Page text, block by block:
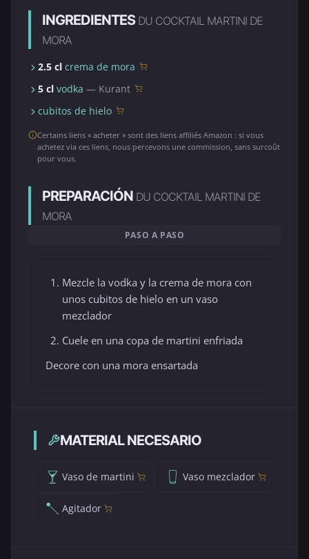
INGREDIENTES DU COCKTAIL MARTINI DE
MORA
2.5 cl crema de mora
5 cl vodka — Kurant
cubitos de hielo
Certains liens « acheter » sont des liens affiliés Amazon : si vous
achetez via ces liens, nous percevons une commission, sans surcoût
pour vous.
PREPARACIÓN DU COCKTAIL MARTINI DE
MORA
PASO A PASO
Mezcle la vodka y la crema de mora con
unos cubitos de hielo en un vaso
mezclador
Cuele en una copa de martini enfriada
Decore con una mora ensartada
MATERIAL NECESARIO
Vaso de martini Vaso mezclador
Agitador